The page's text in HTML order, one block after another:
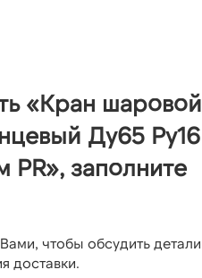
«Кран шаровой
Ду65 Ру16
PR», заполните
чтобы обсудить детали
доставки.